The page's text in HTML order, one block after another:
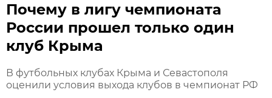
Почему в лигу чемпионата
России прошел только один
клуб Крыма
В футбольных клубах Крыма и Севастополя
оценили условия выхода клубов в чемпионат РФ